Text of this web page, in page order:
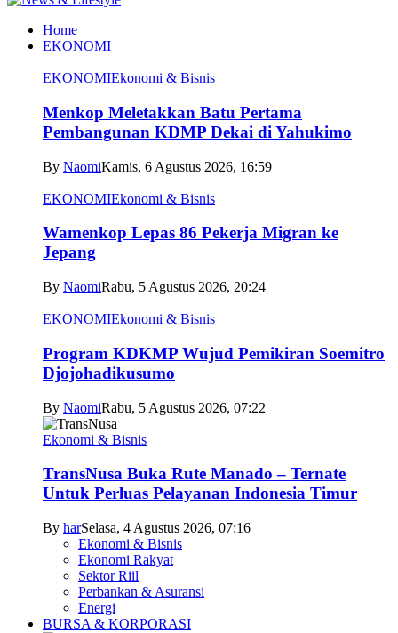
Home
EKONOMI
EKONOMIEkonomi & Bisnis
Menkop Meletakkan Batu Pertama
Pembangunan KDMP Dekai di Yahukimo
By NaomiKamis, 6 Agustus 2026, 16:59
EKONOMIEkonomi & Bisnis
Wamenkop Lepas 86 Pekerja Migran ke
Jepang
By NaomiRabu, 5 Agustus 2026, 20:24
EKONOMIEkonomi & Bisnis
Program KDKMP Wujud Pemikiran Soemitro
Djojohadikusumo
By NaomiRabu, 5 Agustus 2026, 07:22
Ekonomi & Bisnis
TransNusa Buka Rute Manado – Ternate
Untuk Perluas Pelayanan Indonesia Timur
By harSelasa, 4 Agustus 2026, 07:16
Ekonomi & Bisnis
Ekonomi Rakyat
Sektor Riil
Perbankan & Asuransi
Energi
BURSA & KORPORASI